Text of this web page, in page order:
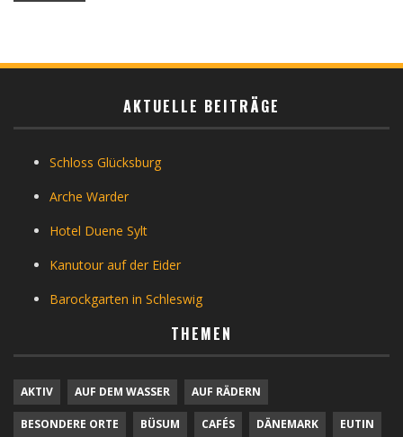
AKTUELLE BEITRÄGE
Schloss Glücksburg
Arche Warder
Hotel Duene Sylt
Kanutour auf der Eider
Barockgarten in Schleswig
THEMEN
AKTIV AUF DEM WASSER AUF RÄDERN
BESONDERE ORTE BÜSUM CAFÉS DÄNEMARK EUTIN